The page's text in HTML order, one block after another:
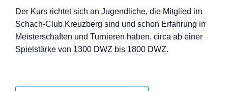
Der Kurs richtet sich an Jugendliche, die Mitglied im
Schach-Club Kreuzberg sind und schon Erfahrung in
Meisterschaften und Turnieren haben, circa ab einer
Spielstärke von 1300 DWZ bis 1800 DWZ.